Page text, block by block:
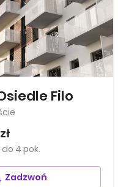
Filo
do 4 pok.
Zadzwoń